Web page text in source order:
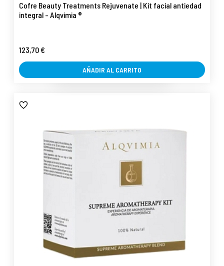
Cofre Beauty Treatments Rejuvenate | Kit facial antiedad
integral - Alqvimia ®
123,70 €
AÑADIR AL CARRITO